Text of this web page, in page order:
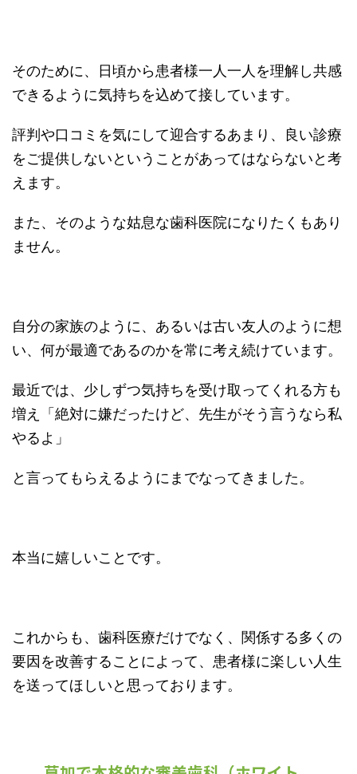
そのために、日頃から患者様一人一人を理解し共感
できるように気持ちを込めて接しています。
評判や口コミを気にして迎合するあまり、良い診療
をご提供しないということがあってはならないと考
えます。
また、そのような姑息な歯科医院になりたくもあり
ません。
自分の家族のように、あるいは古い友人のように想
い、何が最適であるのかを常に考え続けています。
最近では、少しずつ気持ちを受け取ってくれる方も
増え「絶対に嫌だったけど、先生がそう言うなら私
やるよ」
と言ってもらえるようにまでなってきました。
本当に嬉しいことです。
これからも、歯科医療だけでなく、関係する多くの
要因を改善することによって、患者様に楽しい人生
を送ってほしいと思っております。